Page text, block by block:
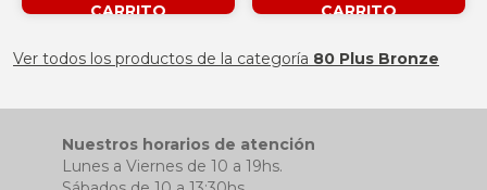
CARRITO
CARRITO
Ver todos los productos de la categoría 80 Plus Bronze
Nuestros horarios de atención
Lunes a Viernes de 10 a 19hs.